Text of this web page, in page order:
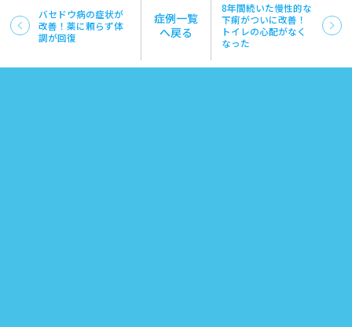
バセドウ病の症状が
改善！薬に頼らず体
調が回復
症例一覧
へ戻る
8年間続いた慢性的な
下痢がついに改善！
トイレの心配がなく
なった